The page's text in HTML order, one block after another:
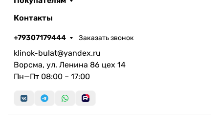
Контакты
+79307179444 Заказать звонок
klinok-bulat@yandex.ru
Ворсма, ул. Ленина 86 цех 14
Пн—Пт 08:00 – 17:00